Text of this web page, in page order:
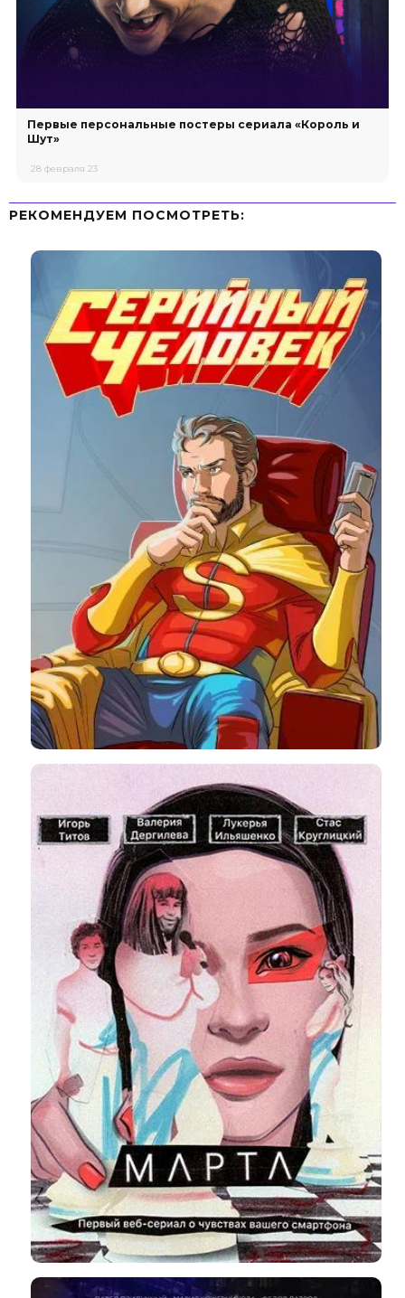
Первые персональные постеры сериала «Король и
Шут»
28 февраля 23
РЕКОМЕНДУЕМ ПОСМОТРЕТЬ: